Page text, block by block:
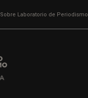
Sobre Laboratorio de Periodismo